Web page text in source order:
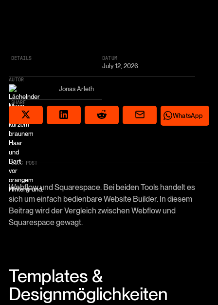
DETAILS DATUM
July 12, 2026
AUTOR
Jonas Arleth
SHARE
Auf X teilen Share on LinkedInShare on RedditShare via emailShare on
WhatsApp
BLOG POST
Webflow und Squarespace. Bei beiden Tools handelt es
sich um einfach bedienbare Website Builder. In diesem
Beitrag wird der Vergleich zwischen Webflow und
Squarespace gewagt.
Templates &
Designmöglichkeiten